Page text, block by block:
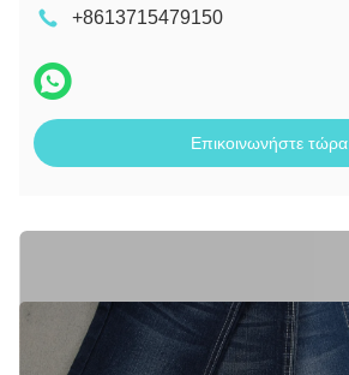
+8613715479150
Επικοινωνήστε τώρα